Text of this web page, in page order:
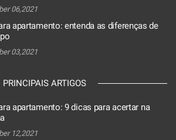
06,2021
apartamento: entenda as diferenças de
03,2021
PRINCIPAIS ARTIGOS
apartamento: 9 dicas para acertar na
12,2021